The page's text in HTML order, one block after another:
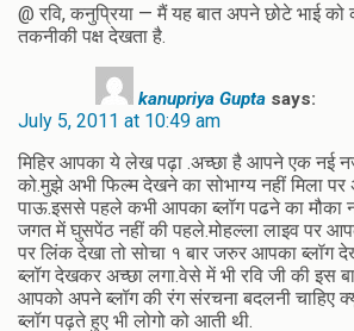
@ रवि, कनुप्रिया — मैं यह बात अपने छोटे भाई को
तकनीकी पक्ष देखता है.
kanupriya Gupta says:
July 5, 2011 at 10:49 am
मिहिर आपका ये लेख पढ़ा .अच्छा है आपने एक नई
को.मुझे अभी फिल्म देखने का सोभाग्य नहीं मिला
पाऊ.इससे पहले कभी आपका ब्लॉग पढने का मौका
जगत में घुसपेंठ नहीं की पहले.मोहल्ला लाइव पर
पर लिंक देखा तो सोचा १ बार जरुर आपका ब्लॉग
ब्लॉग देखकर अच्छा लगा.वेसे में भी रवि जी की इस
आपको अपने ब्लॉग की रंग संरचना बदलनी चाहिए
ब्लॉग पढ़ते हुए भी लोगो को आती थी.